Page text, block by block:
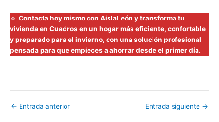
🔹 Contacta hoy mismo con AislaLeón y transforma tu
vivienda en Cuadros en un hogar más eficiente, confortable
y preparado para el invierno, con una solución profesional
pensada para que empieces a ahorrar desde el primer día.
← Entrada anterior Entrada siguiente →